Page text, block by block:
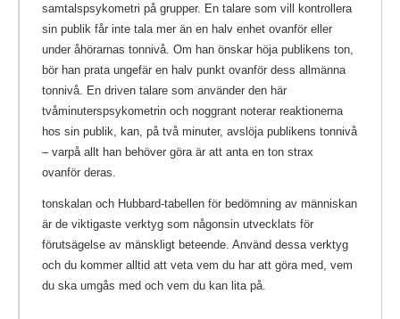
samtalspsykometri på grupper. En talare som vill kontrollera
sin publik får inte tala mer än en halv enhet ovanför eller
under åhörarnas tonnivå. Om han önskar höja publikens ton,
bör han prata ungefär en halv punkt ovanför dess allmänna
tonnivå. En driven talare som använder den här
tvåminuterspsykometrin och noggrant noterar reaktionerna
hos sin publik, kan, på två minuter, avslöja publikens tonnivå
– varpå allt han behöver göra är att anta en ton strax
ovanför deras.
tonskalan och Hubbard-tabellen för bedömning av människan
är de viktigaste verktyg som någonsin utvecklats för
förutsägelse av mänskligt beteende. Använd dessa verktyg
och du kommer alltid att veta vem du har att göra med, vem
du ska umgås med och vem du kan lita på.